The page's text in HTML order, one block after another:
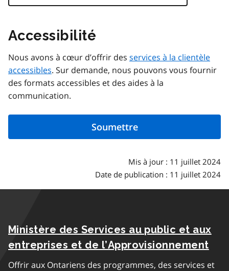
Accessibilité
Nous avons à cœur d’offrir des services à la clientèle
accessibles. Sur demande, nous pouvons vous fournir
des formats accessibles et des aides à la
communication.
Mis à jour : 11 juillet 2024
Date de publication : 11 juillet 2024
Ministère des Services au public et aux
entreprises et de l’Approvisionnement
Offrir aux Ontariens des programmes, des services et